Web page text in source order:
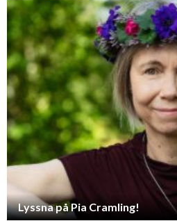
Lyssna på Pia Cramling!